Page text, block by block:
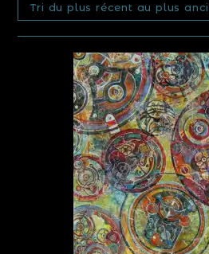
Tri du plus récent au plus